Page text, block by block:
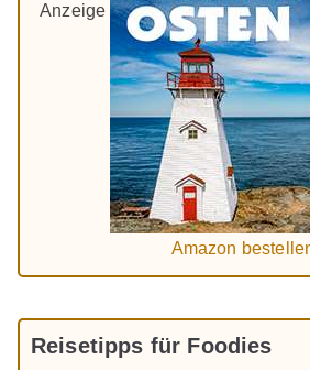
Anzeige
Amazon
Reisetipps für Foodies